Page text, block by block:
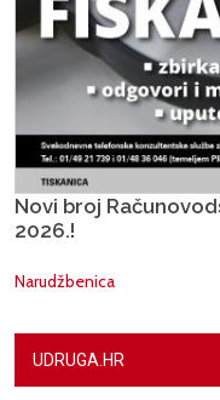
Novi broj
2026.!
Narudžbenica
UDRUGA.HR